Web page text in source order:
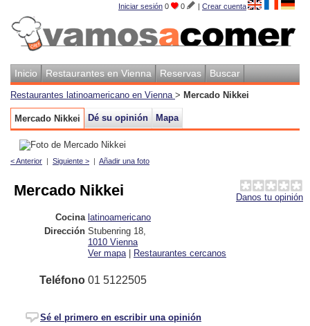
Iniciar sesión 0 0 | Crear cuenta
Inicio Restaurantes en Vienna Reservas Buscar
Restaurantes latinoamericano en Vienna > Mercado Nikkei
Mercado Nikkei Dé su opinión Mapa
< Anterior | Siguiente > | Añadir una foto
Danos tu opinión
Mercado Nikkei
Cocina latinoamericano
Dirección Stubenring 18
1010 Vienna
Ver mapa | Restaurantes cercanos
Teléfono 01 5122505
Sé el primero en escribir una opinión